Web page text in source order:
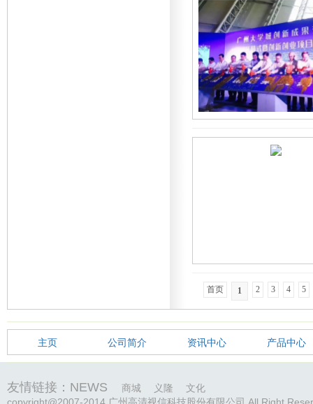
首页 1 2 3 4 5
主页 公司简介 资讯中心 产品中心
友情链接：NEWS 商城 义隆
文化